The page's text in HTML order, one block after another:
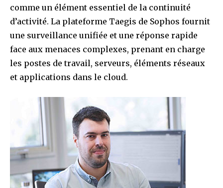
comme un élément essentiel de la continuité
d’activité. La plateforme Taegis de Sophos fournit
une surveillance unifiée et une réponse rapide
face aux menaces complexes, prenant en charge
les postes de travail, serveurs, éléments réseaux
et applications dans le cloud.